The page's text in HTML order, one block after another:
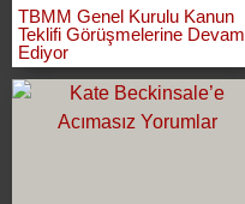
TBMM Genel Kurulu Kanun
Teklifi Görüşmelerine Devam
Ediyor